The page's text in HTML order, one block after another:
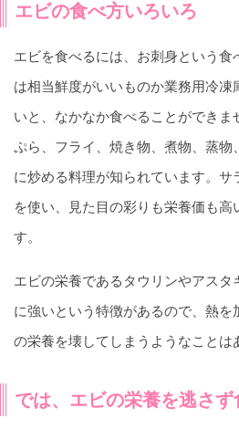
エビの食べ方いろいろ
エビを食べるには、お刺身という食
は相当鮮度がいいものか業務用冷凍
いと、なかなか食べることができま
ぷら、フライ、焼き物、煮物、蒸物
に炒める料理が知られています。サ
を使い、見た目の彩りも栄養価も高
す。
エビの栄養であるタウリンやアスタ
に強いという特徴があるので、熱を
の栄養を壊してしまうようなことは
では、エビの栄養を逃さず